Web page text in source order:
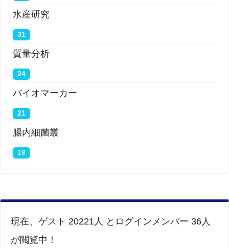
水産研究
31
質量分析
24
バイオマーカー
21
腸内細菌叢
19
現在、ゲスト 20221人 とログインメンバー 36人
が閲覧中！